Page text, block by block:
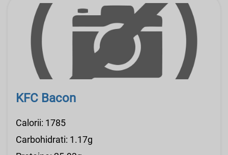
KFC Bacon
Calorii: 1785
Carbohidrati: 1.17g